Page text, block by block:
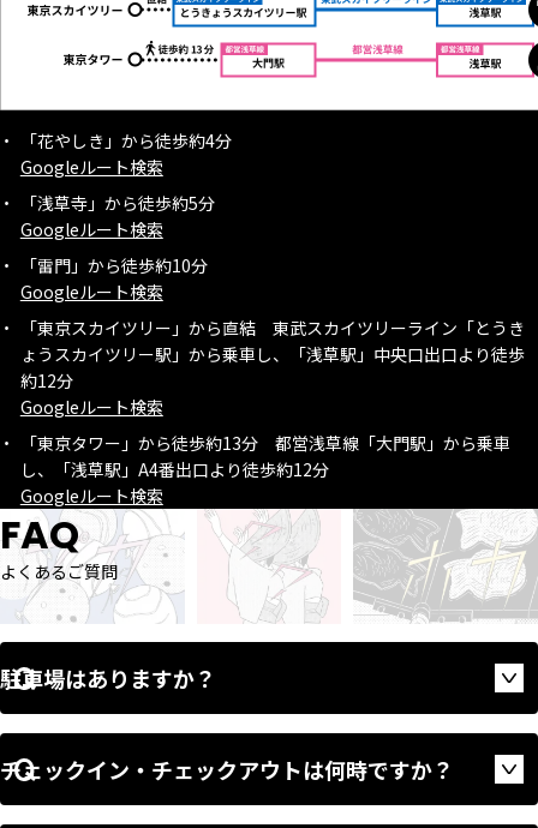
「花やしき」から徒歩約4分
Googleルート検索
「浅草寺」から徒歩約5分
Googleルート検索
「雷門」から徒歩約10分
Googleルート検索
「東京スカイツリー」から直結 東武スカイツリーライン「とうき
ょうスカイツリー駅」から乗車し、「浅草駅」中央口出口より徒歩
約12分
Googleルート検索
「東京タワー」から徒歩約13分 都営浅草線「大門駅」から乗車
し、「浅草駅」A4番出口より徒歩約12分
Googleルート検索
FAQ
よくあるご質問
駐車場はありますか？
チェックイン・チェックアウトは何時ですか？